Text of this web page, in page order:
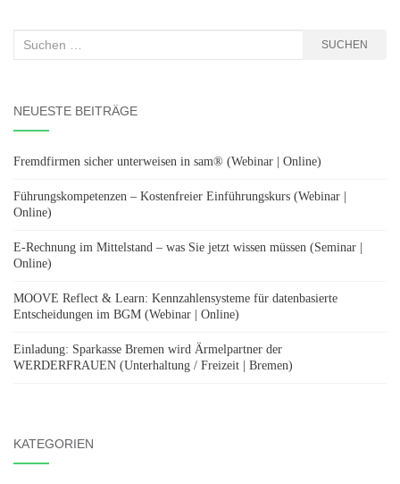
Suchen
SUCHEN
NEUESTE BEITRÄGE
Fremdfirmen sicher unterweisen in sam® (Webinar | Online)
Führungskompetenzen – Kostenfreier Einführungskurs (Webinar |
Online)
E-Rechnung im Mittelstand – was Sie jetzt wissen müssen (Seminar |
Online)
MOOVE Reflect & Learn: Kennzahlensysteme für datenbasierte
Entscheidungen im BGM (Webinar | Online)
Einladung: Sparkasse Bremen wird Ärmelpartner der
WERDERFRAUEN (Unterhaltung / Freizeit | Bremen)
KATEGORIEN